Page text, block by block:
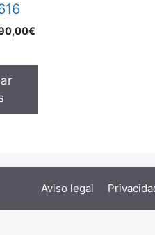
€Price
Aviso legal